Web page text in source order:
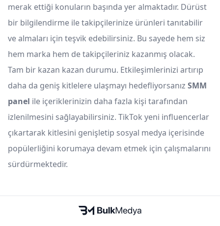
merak ettiği konuların başında yer almaktadır. Dürüst
bir bilgilendirme ile takipçilerinize ürünleri tanıtabilir
ve almaları için teşvik edebilirsiniz. Bu sayede hem siz
hem marka hem de takipçileriniz kazanmış olacak.
Tam bir kazan kazan durumu. Etkileşimlerinizi artırıp
daha da geniş kitlelere ulaşmayı hedefliyorsanız SMM
panel ile içeriklerinizin daha fazla kişi tarafından
izlenilmesini sağlayabilirsiniz. TikTok yeni influencerlar
çıkartarak kitlesini genişletip sosyal medya içerisinde
popülerliğini korumaya devam etmek için çalışmalarını
sürdürmektedir.